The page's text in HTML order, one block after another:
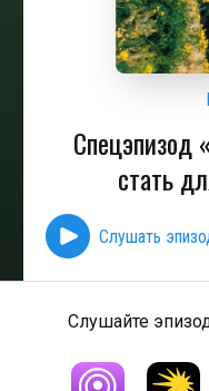
Спецэпизод
стать
Слушать
Слушайте